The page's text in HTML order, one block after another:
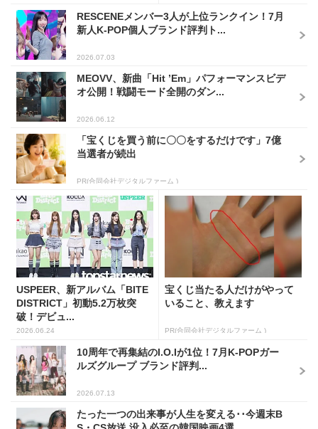
RESCENEメンバー3人が上位ランクイン！7月
新人K-POP個人ブランド評判ト...
2026.07.03
MEOVV、新曲「Hit ’Em」パフォーマンスビデ
オ公開！戦闘モード全開のダン...
2026.06.12
「宝くじを買う前に〇〇をするだけです」7億
当選者が続出
PR(合同会社デジタルファーム )
USPEER、新アルバム「BITE
DISTRICT」初動5.2万枚突
破！デビュ...
2026.06.24
宝くじ当たる人だけがやって
いること、教えます
PR(合同会社デジタルファーム )
10周年で再集結のI.O.Iが1位！7月K-POPガー
ルズグループ ブランド評判...
2026.07.13
たった一つの出来事が人生を変える･･今週末B